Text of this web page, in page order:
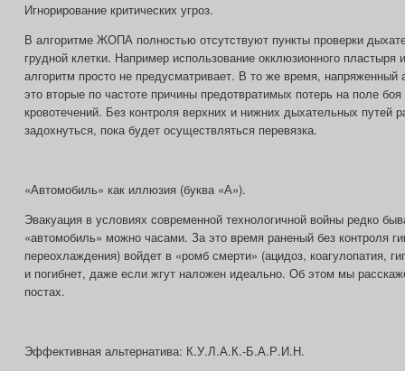
Игнорирование критических угроз.
В алгоритме ЖОПА полностью отсутствуют пункты проверки
грудной клетки. Например использование окклюзионного пластыря
алгоритм просто не предусматривает. В то же время,
это вторые по частоте причины предотвратимых потерь на поле
кровотечений. Без контроля верхних и нижних дыхательных путей
задохнуться, пока будет осуществляться перевязка.
«Автомобиль» как иллюзия (буква «А»).
Эвакуация в условиях современной технологичной войны редко
«автомобиль» можно часами. За это время раненый без контроля
переохлаждения) войдет в «ромб смерти» (ацидоз, коагулопатия,
и погибнет, даже если жгут наложен идеально. Об этом мы
постах.
Эффективная альтернатива: К.У.Л.А.К.-Б.А.Р.И.Н.